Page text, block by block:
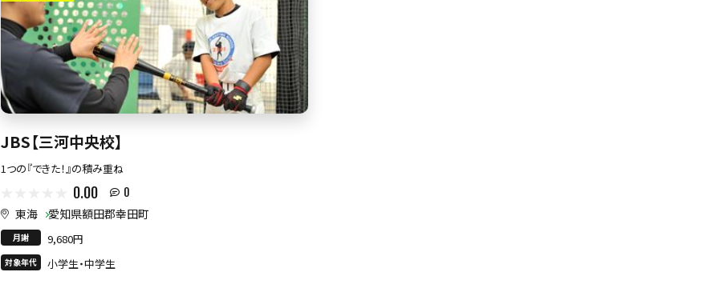
JBS【三河中央校】
1つの『できた！』の積み重ね
0.00 0
東海 愛知県額田郡幸田町
月謝 9,680円
対象年代 小学生・中学生